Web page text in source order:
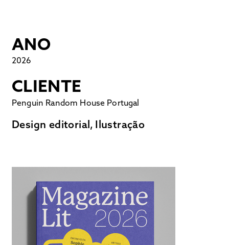
ANO
2026
CLIENTE
Penguin Random House Portugal
Design editorial, Ilustração